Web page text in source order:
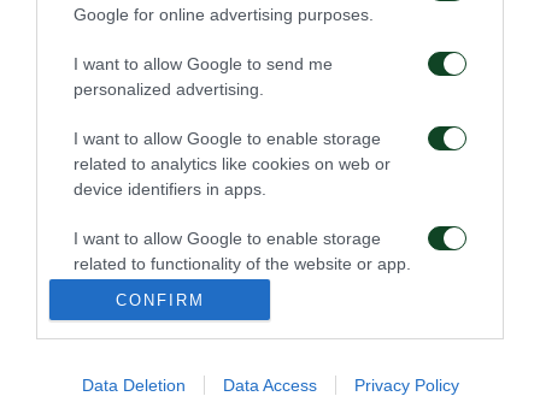
Google for online advertising purposes.
I want to allow Google to send me
personalized advertising.
I want to allow Google to enable storage
related to analytics like cookies on web or
device identifiers in apps.
I want to allow Google to enable storage
related to functionality of the website or app.
I want to allow Google to enable storage
related to personalization.
I want to allow Google to enable storage
CONFIRM
Data Deletion Data Access Privacy Policy
Για την πρόκριση στη
Σόφια
05/08/2026
Η ευρωπαϊκή λίστα για
05/08/2026